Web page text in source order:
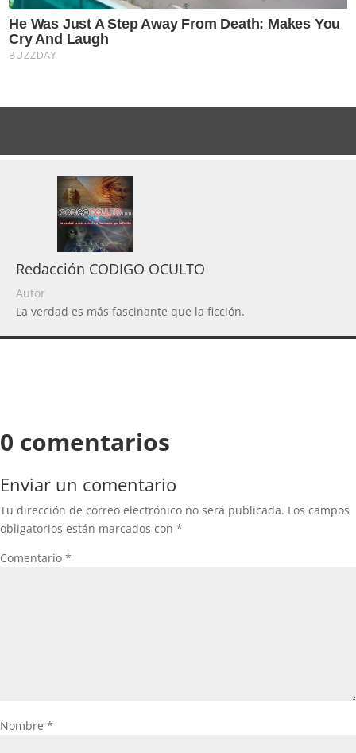
Redacción CODIGO OCULTO
Autor
La verdad es más fascinante que la ficción.
0 comentarios
Enviar un comentario
Tu dirección de correo electrónico no será publicada. Los campos
obligatorios están marcados con *
Comentario *
Nombre *